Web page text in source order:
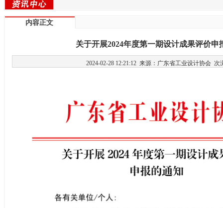
内容正文
关于开展2024年度第一期设计成果评价申
2024-02-28 12:21:12 来源：广东省工业设计协会 次